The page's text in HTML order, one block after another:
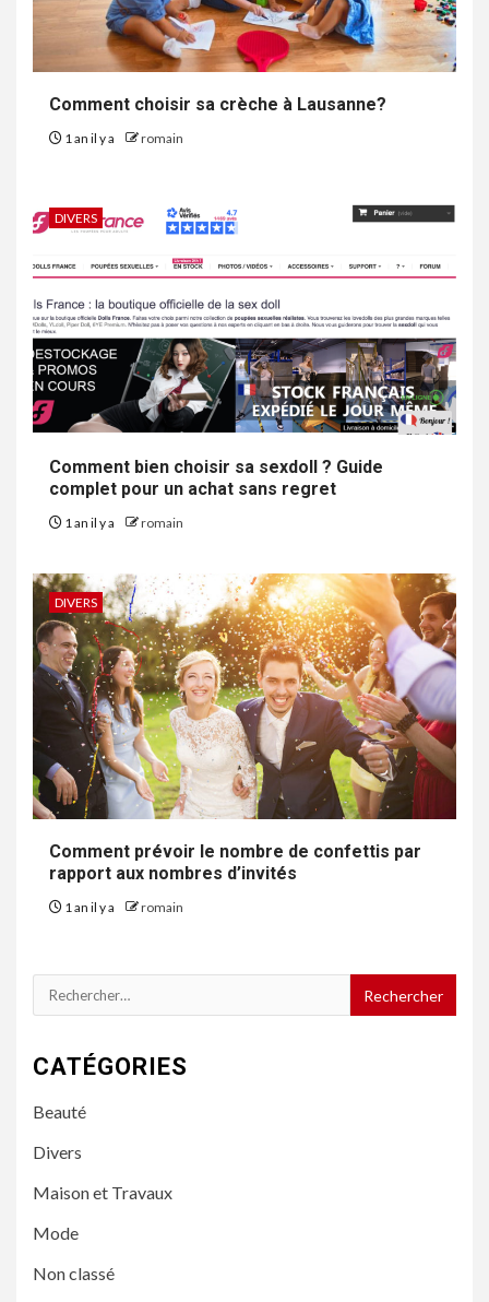
Comment choisir sa crèche à Lausanne?
1 an il y a romain
DIVERS
Comment bien choisir sa sexdoll ? Guide
complet pour un achat sans regret
1 an il y a romain
DIVERS
Comment prévoir le nombre de confettis par
rapport aux nombres d’invités
1 an il y a romain
Rechercher :
CATÉGORIES
Beauté
Divers
Maison et Travaux
Mode
Non classé